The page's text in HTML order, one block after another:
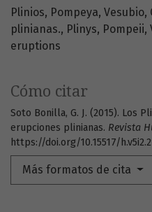
Plinios Pompeya Vesubio
plinianas.
Plinys Pompeii
eruptions
Cómo citar
Soto Bonilla, G. J. (2015). Los
erupciones plinianas. Revista
https://doi.org/10.15517/
Más formatos de cita